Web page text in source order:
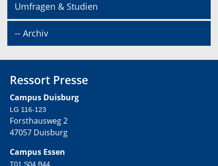
Umfragen & Studien
-- Archiv
Ressort Presse
Campus Duisburg
LG 116-123
Forsthausweg 2
47057 Duisburg
Campus Essen
T01 S04 B44